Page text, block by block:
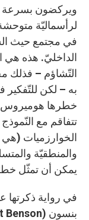
ويركضون بسرعة
لرأسماليّة
في مجتمع حيث
الداخليّ. هذه هي
التّشاؤم – فذلك
به – لكن للتّفكير
خطرها هوميروس
تتفاقم مع
الخوارزميات
والمنطقيّة
يمكن أن تمثّل
في رواية ذكرتها